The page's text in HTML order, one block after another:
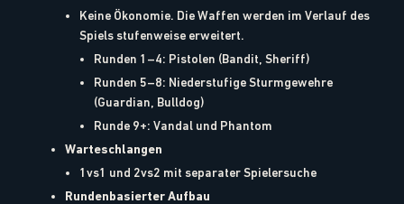
Keine Ökonomie. Die Waffen werden im Verlauf des
Spiels stufenweise erweitert.
Runden 1–4: Pistolen (Bandit, Sheriff)
Runden 5–8: Niederstufige Sturmgewehre
(Guardian, Bulldog)
Runde 9+: Vandal und Phantom
Warteschlangen
1vs1 und 2vs2 mit separater Spielersuche
Rundenbasierter Aufbau